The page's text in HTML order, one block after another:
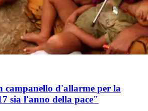
campanello d'allarme per la
sia l'anno della pace"